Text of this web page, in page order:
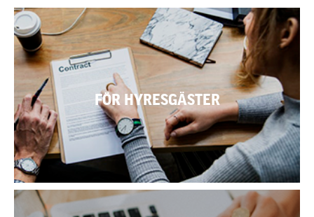
FÖR HYRESGÄSTER
LÄS MER